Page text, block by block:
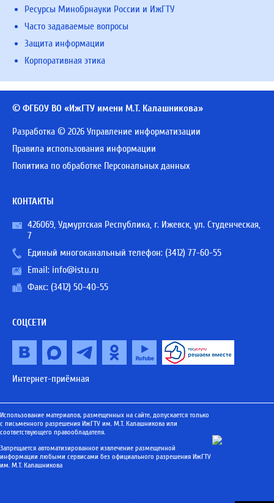
Ресурсы Минобрнауки России и ИжГТУ
Часто задаваемые вопросы
Защита информации
Корпоративная этика
© ФГБОУ ВО «ИжГТУ имени М.Т. Калашникова»
Разработка © 2026 Управление информатизации
Правила использования информации
Политика по обработке Персональных данных
КОНТАКТЫ
426069, Удмуртская Республика, г. Ижевск, ул. Студенческая,
7
Единый многоканальный телефон: (3412) 77-60-55
Email: info@istu.ru
Факс: (3412) 50-40-55
СОЦСЕТИ
Интернет-приёмная
Использование материалов, размещенных на сайте, допускается только
с письменного разрешения ИжГТУ им. М.Т. Калашникова или
соответствующего правообладателя.
Запрещается автоматизированное извлечение размещенной
информации любыми сервисами без официального разрешения ИжГТУ
им. М.Т. Калашникова